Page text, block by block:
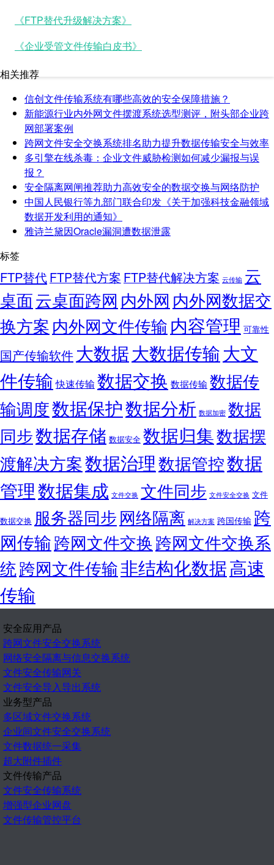
《FTP替代升级解决方案》
《企业受管文件传输白皮书》
相关推荐
信创文件传输系统有哪些高效的安全保障措施？
新能源行业内外网文件摆渡系统选型测评，附头部企业跨
网部署案例
跨网文件安全交换系统排名助力提升数据传输安全与效率
多引擎在线杀毒：企业文件威胁检测如何减少漏报与误
报？
安全隔离网闸推荐助力高效安全的数据交换与网络防护
中国人民银行等九部门联合印发《关于加强科技金融领域
数据开发利用的通知》
雅诗兰黛因Oracle漏洞遭数据泄露
标签
FTP替代FTP替代方案 FTP替代解决方案 云传输 云
桌面云桌面跨网 内外网 内外网数据交
换方案内外网文件传输内容管理 可靠性
国产传输软件 大数据大数据传输大文
件传输 快速传输 数据交换 数据传输数据传
输调度数据保护数据分析 数据加密 数据
同步数据存储 数据安全 数据归集数据摆
渡解决方案数据治理数据管控数据
管理数据集成 文件交换 文件同步 文件安全交换 文件
数据交换 服务器同步网络隔离 解决方案 跨国传输 跨
网传输跨网文件交换跨网文件交换系
统跨网文件传输非结构化数据高速
传输
安全应用产品
跨网文件安全交换系统
网络安全隔离与信息交换系统
文件安全传输网关
文件安全导入导出系统
业务型产品
多区域文件交换系统
企业间文件安全交换系统
文件数据统一采集
超大附件插件
文件传输产品
文件安全传输系统
增强型企业网盘
文件传输管控平台